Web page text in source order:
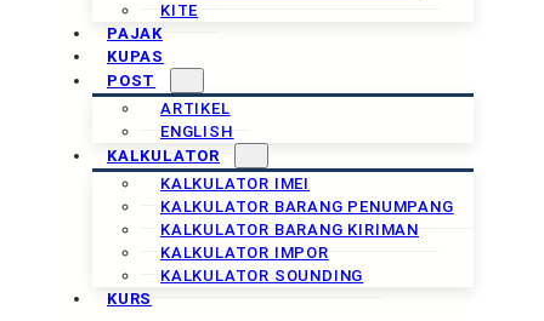
KITE
PAJAK
KUPAS
POST
ARTIKEL
ENGLISH
KALKULATOR
KALKULATOR IMEI
KALKULATOR BARANG PENUMPANG
KALKULATOR BARANG KIRIMAN
KALKULATOR IMPOR
KALKULATOR SOUNDING
KURS